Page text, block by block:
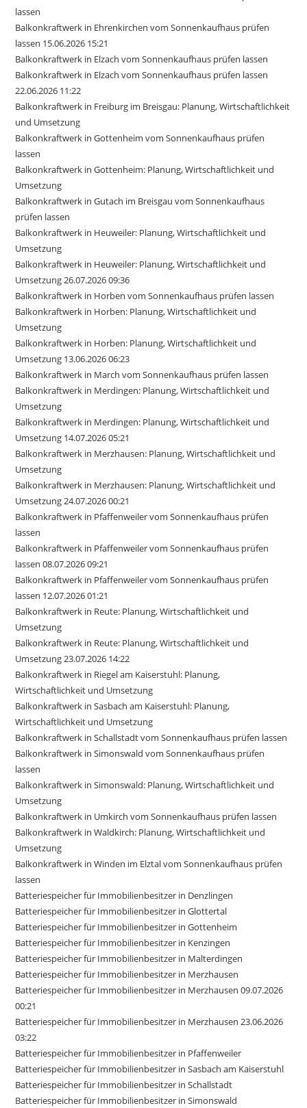
lassen
Balkonkraftwerk in Ehrenkirchen vom Sonnenkaufhaus prüfen
lassen 15.06.2026 15:21
Balkonkraftwerk in Elzach vom Sonnenkaufhaus prüfen lassen
Balkonkraftwerk in Elzach vom Sonnenkaufhaus prüfen lassen
22.06.2026 11:22
Balkonkraftwerk in Freiburg im Breisgau: Planung, Wirtschaftlichkeit
und Umsetzung
Balkonkraftwerk in Gottenheim vom Sonnenkaufhaus prüfen
lassen
Balkonkraftwerk in Gottenheim: Planung, Wirtschaftlichkeit und
Umsetzung
Balkonkraftwerk in Gutach im Breisgau vom Sonnenkaufhaus
prüfen lassen
Balkonkraftwerk in Heuweiler: Planung, Wirtschaftlichkeit und
Umsetzung
Balkonkraftwerk in Heuweiler: Planung, Wirtschaftlichkeit und
Umsetzung 26.07.2026 09:36
Balkonkraftwerk in Horben vom Sonnenkaufhaus prüfen lassen
Balkonkraftwerk in Horben: Planung, Wirtschaftlichkeit und
Umsetzung
Balkonkraftwerk in Horben: Planung, Wirtschaftlichkeit und
Umsetzung 13.06.2026 06:23
Balkonkraftwerk in March vom Sonnenkaufhaus prüfen lassen
Balkonkraftwerk in Merdingen: Planung, Wirtschaftlichkeit und
Umsetzung
Balkonkraftwerk in Merdingen: Planung, Wirtschaftlichkeit und
Umsetzung 14.07.2026 05:21
Balkonkraftwerk in Merzhausen: Planung, Wirtschaftlichkeit und
Umsetzung
Balkonkraftwerk in Merzhausen: Planung, Wirtschaftlichkeit und
Umsetzung 24.07.2026 00:21
Balkonkraftwerk in Pfaffenweiler vom Sonnenkaufhaus prüfen
lassen
Balkonkraftwerk in Pfaffenweiler vom Sonnenkaufhaus prüfen
lassen 08.07.2026 09:21
Balkonkraftwerk in Pfaffenweiler vom Sonnenkaufhaus prüfen
lassen 12.07.2026 01:21
Balkonkraftwerk in Reute: Planung, Wirtschaftlichkeit und
Umsetzung
Balkonkraftwerk in Reute: Planung, Wirtschaftlichkeit und
Umsetzung 23.07.2026 14:22
Balkonkraftwerk in Riegel am Kaiserstuhl: Planung,
Wirtschaftlichkeit und Umsetzung
Balkonkraftwerk in Sasbach am Kaiserstuhl: Planung,
Wirtschaftlichkeit und Umsetzung
Balkonkraftwerk in Schallstadt vom Sonnenkaufhaus prüfen lassen
Balkonkraftwerk in Simonswald vom Sonnenkaufhaus prüfen
lassen
Balkonkraftwerk in Simonswald: Planung, Wirtschaftlichkeit und
Umsetzung
Balkonkraftwerk in Umkirch vom Sonnenkaufhaus prüfen lassen
Balkonkraftwerk in Waldkirch: Planung, Wirtschaftlichkeit und
Umsetzung
Balkonkraftwerk in Winden im Elztal vom Sonnenkaufhaus prüfen
lassen
Batteriespeicher für Immobilienbesitzer in Denzlingen
Batteriespeicher für Immobilienbesitzer in Glottertal
Batteriespeicher für Immobilienbesitzer in Gottenheim
Batteriespeicher für Immobilienbesitzer in Kenzingen
Batteriespeicher für Immobilienbesitzer in Malterdingen
Batteriespeicher für Immobilienbesitzer in Merzhausen
Batteriespeicher für Immobilienbesitzer in Merzhausen 09.07.2026
00:21
Batteriespeicher für Immobilienbesitzer in Merzhausen 23.06.2026
03:22
Batteriespeicher für Immobilienbesitzer in Pfaffenweiler
Batteriespeicher für Immobilienbesitzer in Sasbach am Kaiserstuhl
Batteriespeicher für Immobilienbesitzer in Schallstadt
Batteriespeicher für Immobilienbesitzer in Simonswald